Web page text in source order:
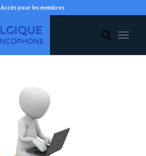
Accès pour les membres